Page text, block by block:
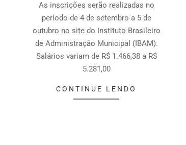
As inscrições serão realizadas no
período de 4 de setembro a 5 de
outubro no site do Instituto Brasileiro
de Administração Municipal (IBAM).
Salários variam de R$ 1.466,38 a R$
5.281,00
CONTINUE LENDO